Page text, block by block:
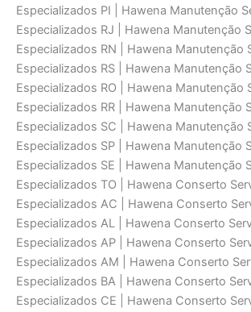
Especializados PI | Hawena Manutenção
Especializados RJ | Hawena Manutenção
Especializados RN | Hawena Manutenção
Especializados RS | Hawena Manutenção
Especializados RO | Hawena Manutenção
Especializados RR | Hawena Manutenção
Especializados SC | Hawena Manutenção
Especializados SP | Hawena Manutenção
Especializados SE | Hawena Manutenção
Especializados TO | Hawena Conserto
Especializados AC | Hawena Conserto
Especializados AL | Hawena Conserto
Especializados AP | Hawena Conserto
Especializados AM | Hawena Conserto
Especializados BA | Hawena Conserto
Especializados CE | Hawena Conserto